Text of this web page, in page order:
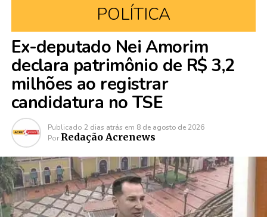
POLÍTICA
Ex-deputado Nei Amorim
declara patrimônio de R$ 3,2
milhões ao registrar
candidatura no TSE
Publicado 2 dias atrás em 8 de agosto de 2026
Por Redação Acrenews